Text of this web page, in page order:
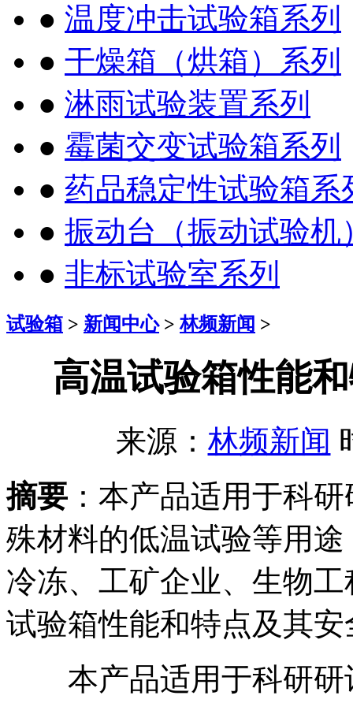
● 温度冲击试验箱系列
● 干燥箱（烘箱）系列
● 淋雨试验装置系列
● 霉菌交变试验箱系列
● 药品稳定性试验箱系
● 振动台（振动试验机
● 非标试验室系列
试验箱 > 新闻中心>林频新闻 >
高温试验箱性能
来源： 林频新闻
摘要 ：本产品适用于科
殊材料的低温试验等用
冷冻、工矿企业、生物
试验箱性能和特点及其安
本产品适用于科研研